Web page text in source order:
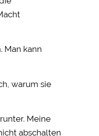
Man kann
warum sie
Meine
abschalten